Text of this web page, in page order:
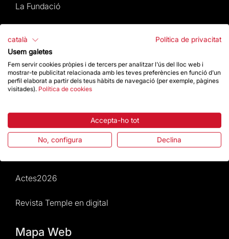
La Fundació
Atenció al Visitant
Normativa i condicions de compra
Agenda
Actes2026
Revista Temple en digital
Mapa Web
català
Política de privacitat
Usem galetes
Fem servir cookies pròpies i de tercers per analitzar l'ús del lloc web i
mostrar-te publicitat relacionada amb les teves preferències en funció d'un
perfil elaborat a partir dels teus hàbits de navegació (per exemple, pàgines
visitades). Política de cookies
Accepta-ho tot
No, configura Declina